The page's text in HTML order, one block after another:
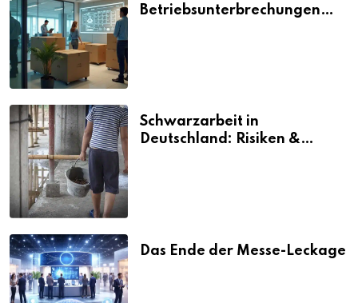
Betriebsunterbrechungen
Schwarzarbeit in
Deutschland: Risiken &
Das Ende der Messe-Leckage